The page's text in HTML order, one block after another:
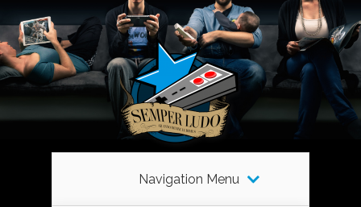
Navigation Menu